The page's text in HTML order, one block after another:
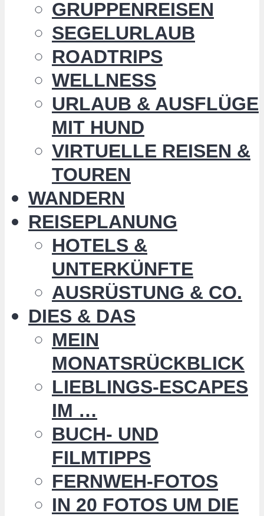
GRUPPENREISEN
SEGELURLAUB
ROADTRIPS
WELLNESS
URLAUB & AUSFLÜGE
MIT HUND
VIRTUELLE REISEN &
TOUREN
WANDERN
REISEPLANUNG
HOTELS &
UNTERKÜNFTE
AUSRÜSTUNG & CO.
DIES & DAS
MEIN
MONATSRÜCKBLICK
LIEBLINGS-ESCAPES
IM …
BUCH- UND
FILMTIPPS
FERNWEH-FOTOS
IN 20 FOTOS UM DIE